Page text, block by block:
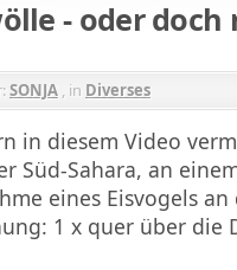
- oder
SONJA , in Diverses
in diesem Video
Süd-Sahara, an
eines Eisvogels
1 x quer über